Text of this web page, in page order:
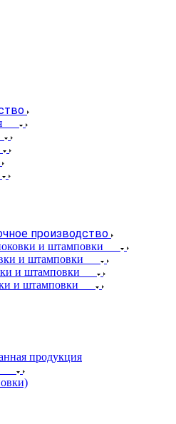
производство
и штамповки
и штамповки
и штамповки
и штамповки
продукция